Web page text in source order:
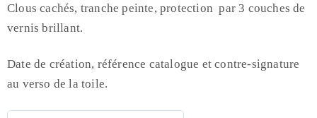
Clous cachés, tranche peinte, protection par 3 couches de
vernis brillant.
Date de création, référence catalogue et contre-signature
au verso de la toile.